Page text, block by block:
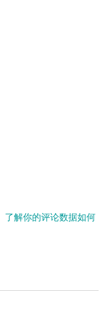
了解你的评论数据如何